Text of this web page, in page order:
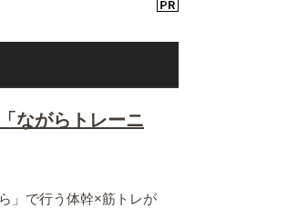
ながらトレーニ
」で行う体幹×筋トレが